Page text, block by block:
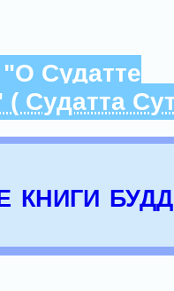
Судатте
Судатта
книги